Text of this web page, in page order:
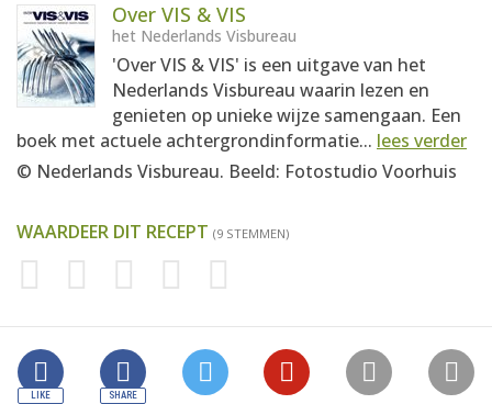
Over VIS & VIS
het Nederlands Visbureau
'Over VIS & VIS' is een uitgave van het
Nederlands Visbureau waarin lezen en
genieten op unieke wijze samengaan. Een
boek met actuele achtergrondinformatie... lees verder
© Nederlands Visbureau. Beeld: Fotostudio Voorhuis
WAARDEER DIT RECEPT (9 STEMMEN)